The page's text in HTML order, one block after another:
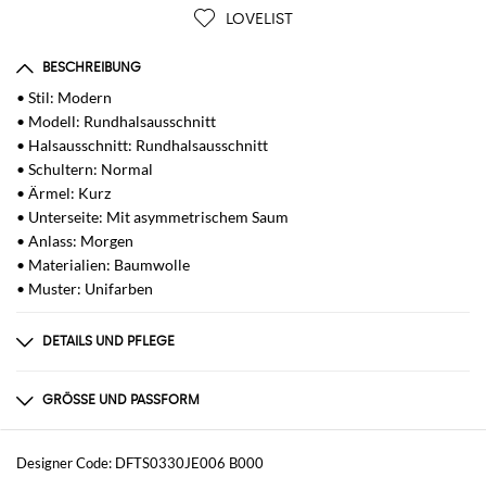
LOVELIST
BESCHREIBUNG
• Stil: Modern
• Modell: Rundhalsausschnitt
• Halsausschnitt: Rundhalsausschnitt
• Schultern: Normal
• Ärmel: Kurz
• Unterseite: Mit asymmetrischem Saum
• Anlass: Morgen
• Materialien: Baumwolle
• Muster: Unifarben
DETAILS UND PFLEGE
nicht verfügbar
GRÖSSE UND PASSFORM
Größen
nicht verfügbar
Designer Code: DFTS0330JE006 B000